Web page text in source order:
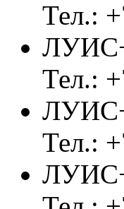
Тел.:
Тел.:
Тел.: